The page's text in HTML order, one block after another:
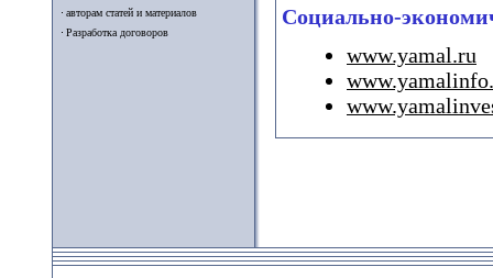
авторам статей и материалов
Разработка договоров
Социально-
www.yamal.ru